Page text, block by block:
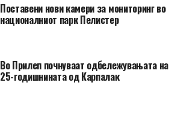
Поставени нови камери за мониторинг во
националниот парк Пелистер
Во Прилеп почнуваат одбележувањата на
25-годишнината од Карпалак